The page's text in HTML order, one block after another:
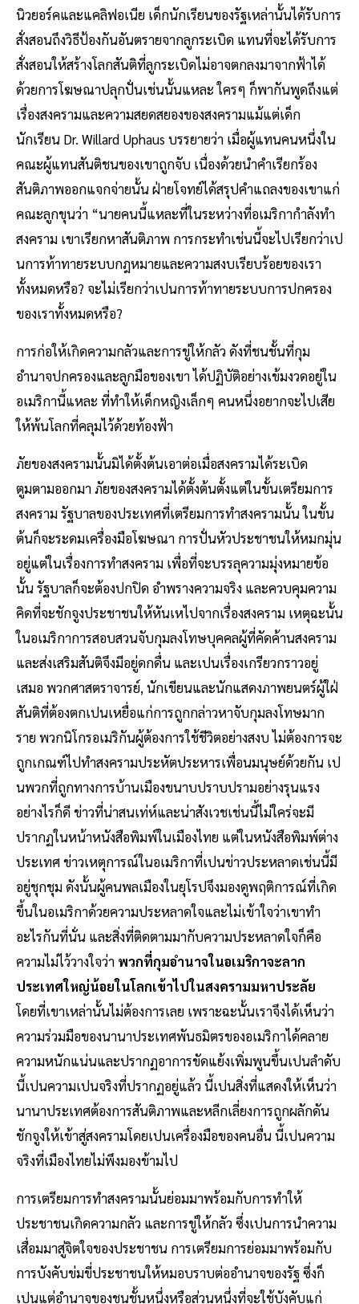
นิวยอร์คและแคลิฟอเนีย เด็กนักเรียนของรัฐเหล่านั้นได้รับการ
สั่งสอนถึงวิธีป้องกันอันตรายจากลูกระเบิด แทนที่จะได้รับการ
สั่งสอนให้สร้างโลกสันติที่ลูกระเบิดไม่อาจตกลงมาจากฟ้าได้
ด้วยการโฆษณาปลุกปั่นเช่นนั้นแหละ ใครๆ ก็พากันพูดถึงแต่
เรื่องสงครามและความสยดสยองของสงครามแม้แต่เด็ก
นักเรียน Dr. Willard Uphaus บรรยายว่า เมื่อผู้แทนคนหนึ่งใน
คณะผู้แทนสันติชนของเขาถูกจับ เนื่องด้วยนำคำเรียกร้อง
สันติภาพออกแจกจ่ายนั้น ฝ่ายโจทย์ได้สรุปคำแถลงของเขาแก่
คณะลูกขุนว่า “นายคนนี้แหละที่ในระหว่างที่อเมริกากำลังทำ
สงคราม เขาเรียกหาสันติภาพ การกระทำเช่นนี้จะไปเรียกว่าเป
นการท้าทายระบบกฎหมายและความสงบเรียบร้อยของเรา
ทั้งหมดหรือ? จะไม่เรียกว่าเปนการท้าทายระบบการปกครอง
ของเราทั้งหมดหรือ?
การก่อให้เกิดความกลัวและการขู่ให้กลัว ดังที่ชนชั้นที่กุม
อำนาจปกครองและลูกมือของเขา ได้ปฏิบัติอย่างเข้มงวดอยู่ใน
อเมริกานี้แหละ ที่ทำให้เด็กหญิงเล็กๆ คนหนึ่งอยากจะไปเสีย
ให้พ้นโลกที่คลุมไว้ด้วยท้องฟ้า
ภัยของสงครามนั้นมิได้ตั้งต้นเอาต่อเมื่อสงครามได้ระเบิด
ตูมตามออกมา ภัยของสงครามได้ตั้งต้นตั้งแต่ในขั้นเตรียมการ
สงคราม รัฐบาลของประเทศที่เตรียมการทำสงครามนั้น ในขั้น
ต้นก็จะระดมเครื่องมือโฆษณา การปั่นหัวประชาชนให้หมกมุ่น
อยู่แต่ในเรื่องการทำสงคราม เพื่อที่จะบรรลุความมุ่งหมายข้อ
นั้น รัฐบาลก็จะต้องปกปิด อำพรางความจริง และควบคุมความ
คิดที่จะชักจูงประชาชนให้หันเหไปจากเรื่องสงคราม เหตุฉะนั้น
ในอเมริกาการสอบสวนจับกุมลงโทษบุคคลผู้ที่คัดค้านสงคราม
และส่งเสริมสันติจึงมีอยู่ดกดื่น และเปนเรื่องเกรียวกราวอยู่
เสมอ พวกศาสตราจารย์, นักเขียนและนักแสดงภาพยนตร์ผู้ใฝ่
สันติที่ต้องตกเปนเหยื่อแก่การถูกกล่าวหาจับกุมลงโทษมาก
ราย พวกนิโกรอเมริกันผู้ต้องการใช้ชีวิตอย่างสงบ ไม่ต้องการจะ
ถูกเกณฑ์ไปทำสงครามประหัตประหารเพื่อนมนุษย์ด้วยกัน เป
นพวกที่ถูกทางการบ้านเมืองขนาบปราบปรามอย่างรุนแรง
อย่างไรก็ดี ข่าวที่น่าสนเท่ห์และน่าสังเวชเช่นนี้ไม่ใคร่จะมี
ปรากฏในหน้าหนังสือพิมพ์ในเมืองไทย แต่ในหนังสือพิมพ์ต่าง
ประเทศ ข่าวเหตุการณ์ในอเมริกาที่เปนข่าวประหลาดเช่นนี้มี
อยู่ชุกชุม ดังนั้นผู้คนพลเมืองในยุโรปจึงมองดูพฤติการณ์ที่เกิด
ขึ้นในอเมริกาด้วยความประหลาดใจและไม่เข้าใจว่าเขาทำ
อะไรกันที่นั่น และสิ่งที่ติดตามมากับความประหลาดใจก็คือ
ความไม่ไว้วางใจว่า พวกที่กุมอำนาจในอเมริกาจะลาก
ประเทศใหญ่น้อยในโลกเข้าไปในสงครามมหาประลัย
โดยที่เขาเหล่านั้นไม่ต้องการเลย เพราะฉะนั้นเราจึงได้เห็นว่า
ความร่วมมือของนานาประเทศพันธมิตรของอเมริกาได้คลาย
ความหนักแน่นและปรากฏอาการขัดแย้งเพิ่มพูนขึ้นเปนลำดับ
นี้เปนความเปนจริงที่ปรากฏอยู่แล้ว นี้เปนสิ่งที่แสดงให้เห็นว่า
นานาประเทศต้องการสันติภาพและหลีกเลี่ยงการถูกผลักดัน
ชักจูงให้เข้าสู่สงครามโดยเปนเครื่องมือของคนอื่น นี้เปนความ
จริงที่เมืองไทยไม่พึงมองข้ามไป
การเตรียมการทำสงครามนั้นย่อมมาพร้อมกับการทำให้
ประชาชนเกิดความกลัว และการขู่ให้กลัว ซึ่งเปนการนำความ
เสื่อมมาสู่จิตใจของประชาชน การเตรียมการย่อมมาพร้อมกับ
การบังคับข่มขี่ประชาชนให้หมอบราบต่ออำนาจของรัฐ ซึ่งก็
เปนแต่อำนาจของชนชั้นหนึ่งหรือส่วนหนึ่งที่จะใช้บังคับแก่